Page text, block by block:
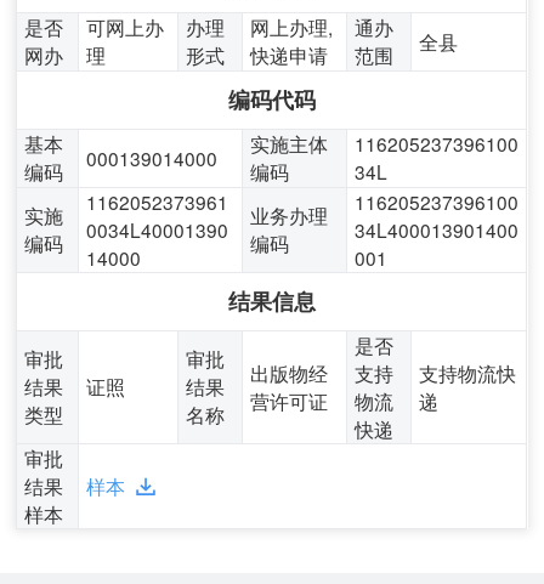
是否
网办
可网上办
理
办理
形式
网上办理,
快递申请
通办
范围
全县
编码代码
基本
编码
000139014000
实施主体
编码
116205237396100
34L
实施
编码
1162052373961
0034L40001390
14000
业务办理
编码
116205237396100
34L400013901400
001
结果信息
审批
结果
类型
证照
审批
结果
名称
出版物经
营许可证
是否
支持
物流
快递
支持物流快
递
审批
结果
样本
样本